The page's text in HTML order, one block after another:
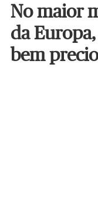
No maior
da
bem